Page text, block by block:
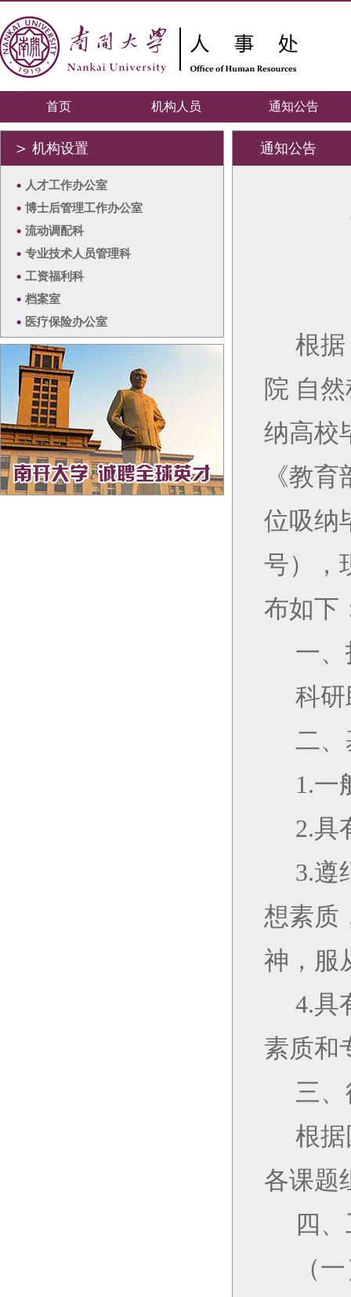
首页 机构人员 通知公告
＞ 机构设置
• 人才工作办公室
• 博士后管理工作办公室
• 流动调配科
• 专业技术人员管理科
• 工资福利科
• 档案室
• 医疗保险办公室
通知公告
根
院 自
纳高校
《教
位吸纳
号），
布如下
一
科
二
1.一
2.具
3.遵
想素质
神，服
4.具
素质和
三
根
各课题
四
（